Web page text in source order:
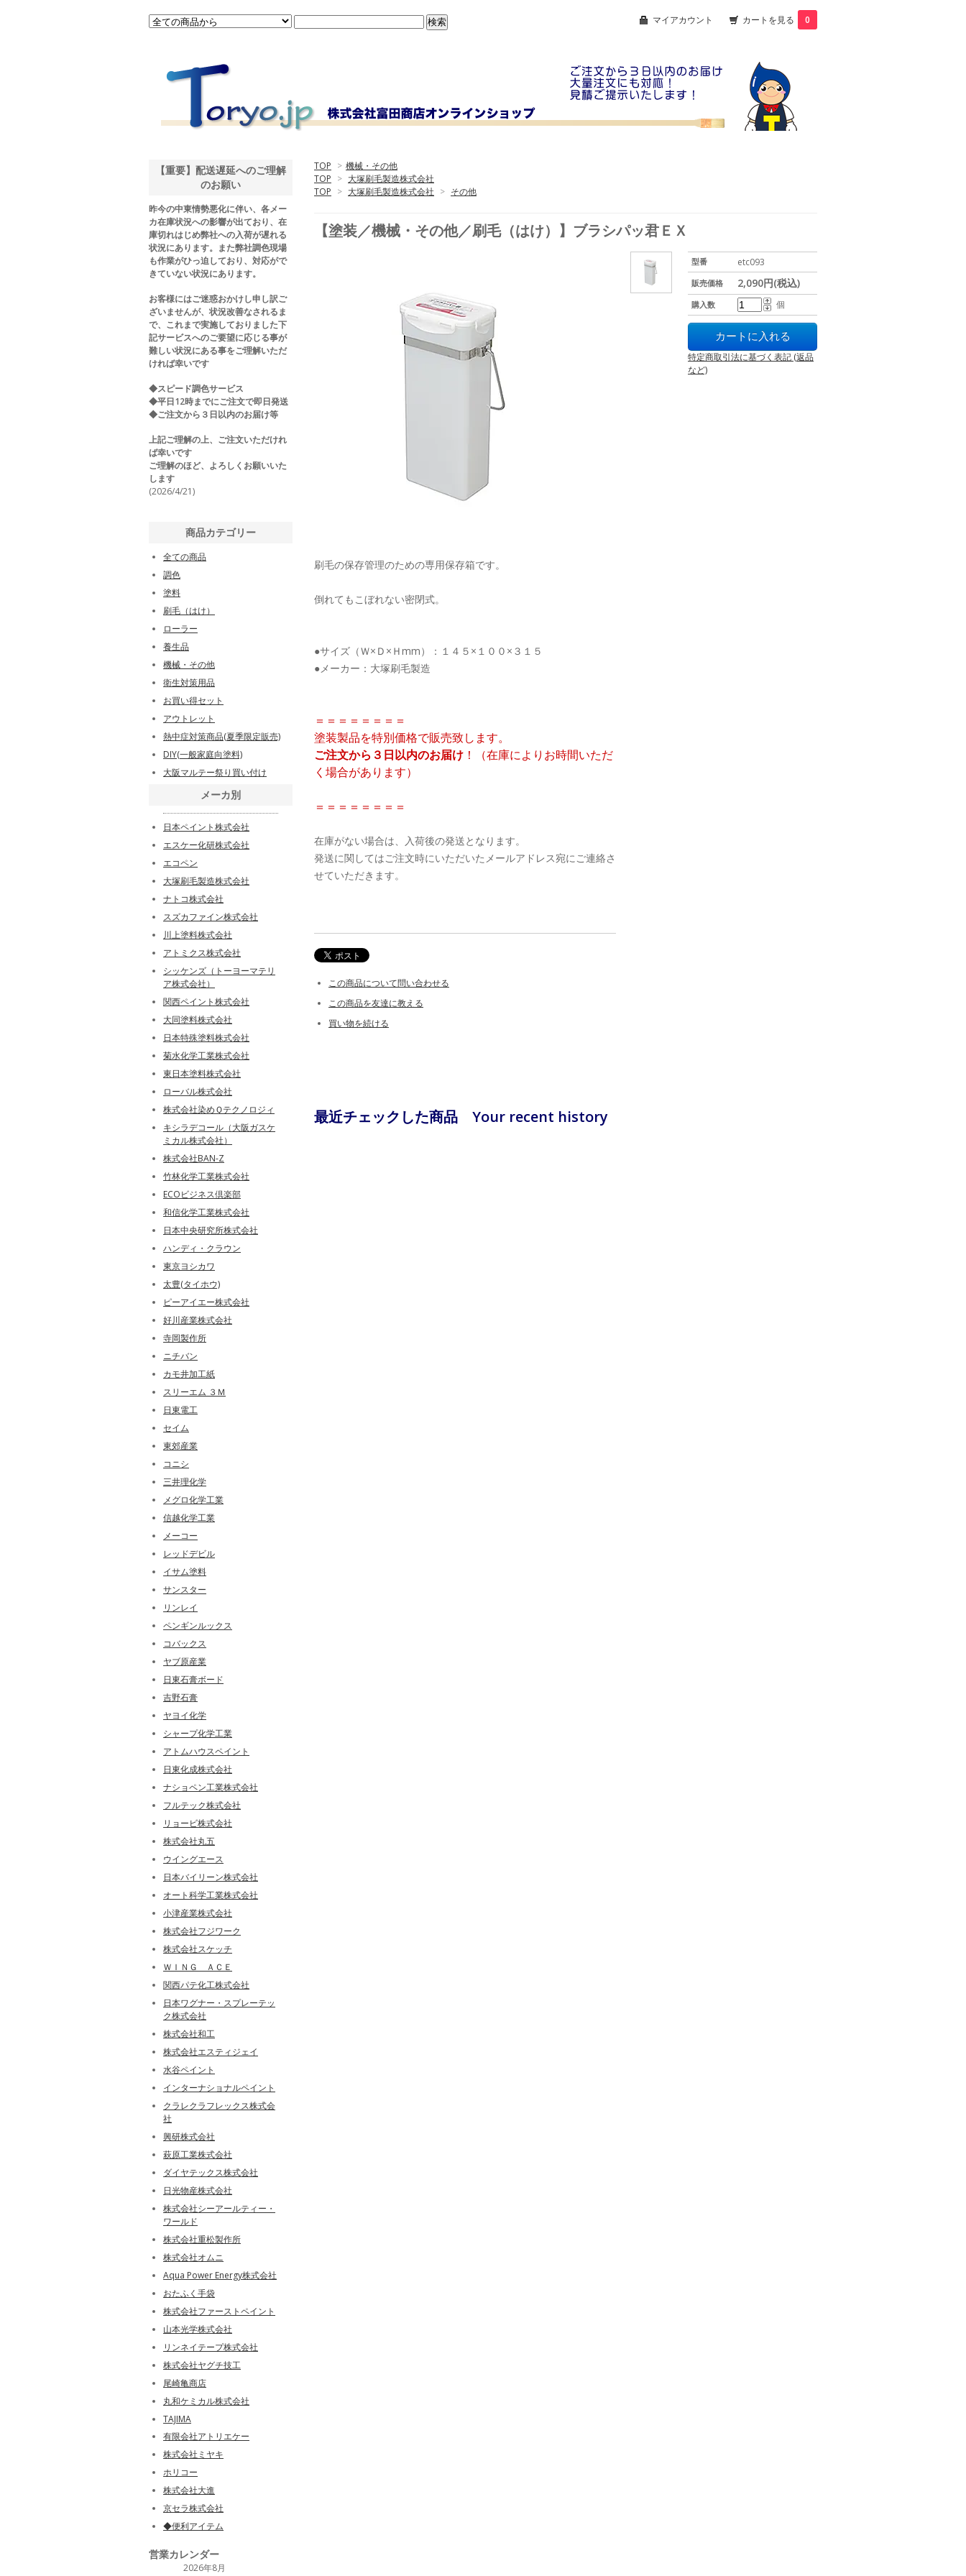
マイアカウント カートを見る 0
TOP > 機械・その他
TOP > 大塚刷毛製造株式会社
TOP > 大塚刷毛製造株式会社 > その他
【塗装／機械・その他／刷毛（はけ）】ブラシパッ君ＥＸ
型番 etc093
販売価格 2,090円(税込)
購入数 個
特定商取引法に基づく表記 (返品
など)
刷毛の保存管理のための専用保存箱です。
倒れてもこぼれない密閉式。
●サイズ（Ｗ×Ｄ×Ｈmm）：１４５×１００×３１５
●メーカー：大塚刷毛製造
＝＝＝＝＝＝＝＝
塗装製品を特別価格で販売致します。
ご注文から３日以内のお届け ！（在庫によりお時間いただ
く場合があります）
＝＝＝＝＝＝＝＝
在庫がない場合は、入荷後の発送となります。
発送に関してはご注文時にいただいたメールアドレス宛にご連絡さ
せていただきます。
この商品について問い合わせる
この商品を友達に教える
買い物を続ける
最近チェックした商品 Your recent history
【重要】配送遅延へのご理解
のお願い
昨今の中東情勢悪化に伴い、各メー
カ在庫状況への影響が出ており、在
庫切れはじめ弊社への入荷が遅れる
状況にあります。また弊社調色現場
も作業がひっ迫しており、対応がで
きていない状況にあります。
お客様にはご迷惑おかけし申し訳ご
ざいませんが、状況改善なされるま
で、これまで実施しておりました下
記サービスへのご要望に応じる事が
難しい状況にある事をご理解いただ
ければ幸いです
◆スピード調色サービス
◆平日12時までにご注文で即日発送
◆ご注文から３日以内のお届け等
上記ご理解の上、ご注文いただけれ
ば幸いです
ご理解のほど、よろしくお願いいた
します
(2026/4/21)
商品カテゴリー
全ての商品
調色
塗料
刷毛（はけ）
ローラー
養生品
機械・その他
衛生対策用品
お買い得セット
アウトレット
熱中症対策商品(夏季限定販売)
DIY(一般家庭向塗料)
大阪マルテー祭り買い付け
メーカ別
日本ペイント株式会社
エスケー化研株式会社
エコペン
大塚刷毛製造株式会社
ナトコ株式会社
スズカファイン株式会社
川上塗料株式会社
アトミクス株式会社
シッケンズ（トーヨーマテリ
ア株式会社）
関西ペイント株式会社
大同塗料株式会社
日本特殊塗料株式会社
菊水化学工業株式会社
東日本塗料株式会社
ローバル株式会社
株式会社染めＱテクノロジィ
キシラデコール（大阪ガスケ
ミカル株式会社）
株式会社BAN-Z
竹林化学工業株式会社
ECOビジネス倶楽部
和信化学工業株式会社
日本中央研究所株式会社
ハンディ・クラウン
東京ヨシカワ
太豊(タイホウ)
ピーアイエー株式会社
好川産業株式会社
寺岡製作所
ニチバン
カモ井加工紙
スリーエム ３Ｍ
日東電工
セイム
東郊産業
コニシ
三井理化学
メグロ化学工業
信越化学工業
メーコー
レッドデビル
イサム塗料
サンスター
リンレイ
ペンギンルックス
コバックス
ヤブ原産業
日東石膏ボード
吉野石膏
ヤヨイ化学
シャープ化学工業
アトムハウスペイント
日東化成株式会社
ナショペン工業株式会社
フルテック株式会社
リョービ株式会社
株式会社丸五
ウイングエース
日本バイリーン株式会社
オート科学工業株式会社
小津産業株式会社
株式会社フジワーク
株式会社スケッチ
ＷＩＮＧ ＡＣＥ
関西パテ化工株式会社
日本ワグナー・スプレーテッ
ク株式会社
株式会社和工
株式会社エスティジェイ
水谷ペイント
インターナショナルペイント
クラレクラフレックス株式会
社
興研株式会社
萩原工業株式会社
ダイヤテックス株式会社
日光物産株式会社
株式会社シーアールティー・
ワールド
株式会社重松製作所
株式会社オムニ
Aqua Power Energy株式会社
おたふく手袋
株式会社ファーストペイント
山本光学株式会社
リンネイテープ株式会社
株式会社ヤグチ技工
尾崎亀商店
丸和ケミカル株式会社
TAJIMA
有限会社アトリエケー
株式会社ミヤキ
ホリコー
株式会社大進
京セラ株式会社
◆便利アイテム
営業カレンダー
2026年8月